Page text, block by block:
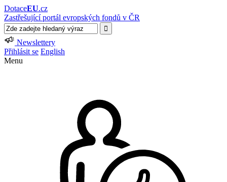
DotaceEU.cz
Zastřešující portál evropských fondů v ČR
Newslettery
Přihlásit se English
Menu